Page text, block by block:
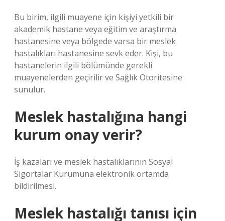
Bu birim, ilgili muayene için kişiyi yetkili bir
akademik hastane veya eğitim ve araştırma
hastanesine veya bölgede varsa bir meslek
hastalıkları hastanesine sevk eder. Kişi, bu
hastanelerin ilgili bölümünde gerekli
muayenelerden geçirilir ve Sağlık Otoritesine
sunulur.
Meslek hastalığına hangi
kurum onay verir?
İş kazaları ve meslek hastalıklarının Sosyal
Sigortalar Kurumuna elektronik ortamda
bildirilmesi.
Meslek hastalığı tanısı için